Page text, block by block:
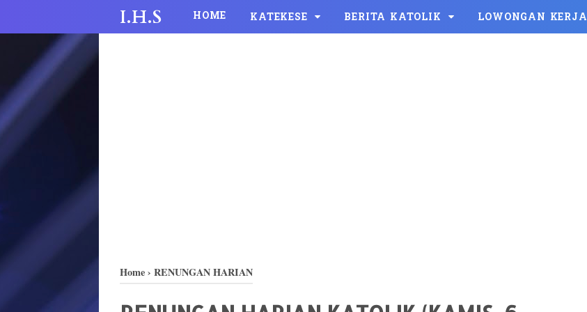
I.H.S HOME KATEKESE BERITA KATOLIK LOWONGAN KERJA
Home› RENUNGAN HARIAN